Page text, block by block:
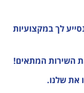
לך במקצועיות
השירות המתאים!
את שלנו.